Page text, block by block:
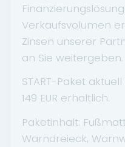
Verkaufsvolumen
Zinsen unserer
an Sie weitergeben.
START-Paket
149 EUR erhältlich.
Paketinhalt:
Warndreieck,